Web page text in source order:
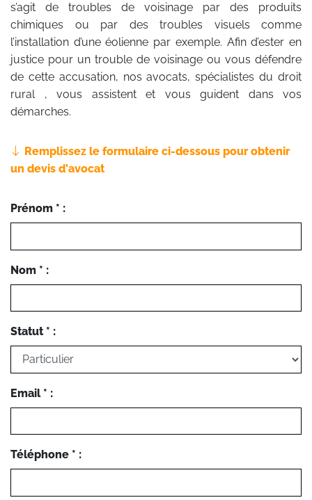
s’agit de troubles de voisinage par des produits
chimiques ou par des troubles visuels comme
l’installation d’une éolienne par exemple. Afin d’ester en
justice pour un trouble de voisinage ou vous défendre
de cette accusation, nos avocats, spécialistes du droit
rural , vous assistent et vous guident dans vos
démarches.
Remplissez le formulaire ci-dessous pour obtenir
un devis d'avocat
Prénom * :
Nom * :
Statut * :
Email * :
Téléphone * :